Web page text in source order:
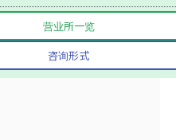
营业所一览
咨询形式